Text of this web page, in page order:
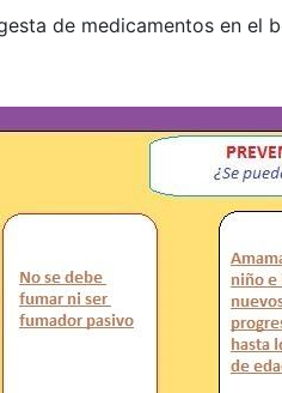
de medicamentos en el